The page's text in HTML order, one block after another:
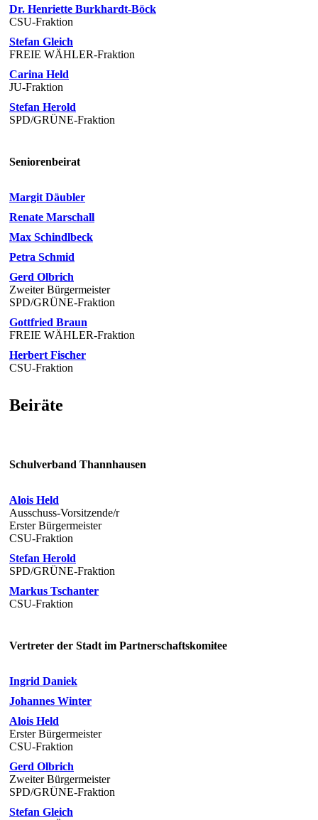
Dr. Henriette Burkhardt-Böck
CSU-Fraktion
Stefan Gleich
FREIE WÄHLER-Fraktion
Carina Held
JU-Fraktion
Stefan Herold
SPD/GRÜNE-Fraktion
Seniorenbeirat
Margit Däubler
Renate Marschall
Max Schindlbeck
Petra Schmid
Gerd Olbrich
Zweiter Bürgermeister
SPD/GRÜNE-Fraktion
Gottfried Braun
FREIE WÄHLER-Fraktion
Herbert Fischer
CSU-Fraktion
Beiräte
Schulverband Thannhausen
Alois Held
Ausschuss-Vorsitzende/r
Erster Bürgermeister
CSU-Fraktion
Stefan Herold
SPD/GRÜNE-Fraktion
Markus Tschanter
CSU-Fraktion
Vertreter der Stadt im Partnerschaftskomitee
Ingrid Daniek
Johannes Winter
Alois Held
Erster Bürgermeister
CSU-Fraktion
Gerd Olbrich
Zweiter Bürgermeister
SPD/GRÜNE-Fraktion
Stefan Gleich